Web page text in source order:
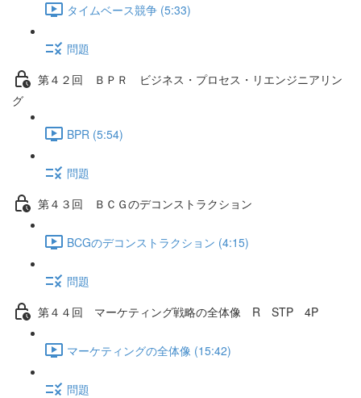
タイムベース競争 (5:33)
問題
第４２回 ＢＰＲ ビジネス・プロセス・リエンジニアリン
グ
BPR (5:54)
問題
第４３回 ＢＣＧのデコンストラクション
BCGのデコンストラクション (4:15)
問題
第４４回 マーケティング戦略の全体像 R STP 4P
マーケティングの全体像 (15:42)
問題